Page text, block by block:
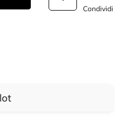
Condividi